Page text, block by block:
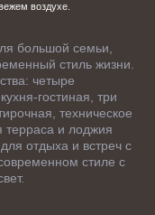
воздухе.
большой семьи,
стиль жизни.
четыре
гостиная, три
техническое
и лоджия
отдыха и встреч с
стиле с